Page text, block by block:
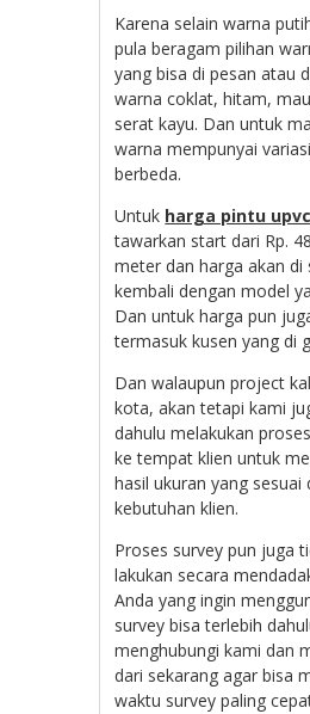
Karena selain warna
pula beragam pilihan
yang bisa di pesan atau
warna coklat, hitam,
serat kayu. Dan untuk
warna mempunyai
berbeda.
Untuk harga pintu upvc
tawarkan start dari Rp.
meter dan harga akan di
kembali dengan model
Dan untuk harga pun
termasuk kusen yang di
Dan walaupun project
kota, akan tetapi kami
dahulu melakukan
ke tempat klien untuk
hasil ukuran yang sesuai
kebutuhan klien.
Proses survey pun juga
lakukan secara
Anda yang ingin
survey bisa terlebih
menghubungi kami dan
dari sekarang agar bisa
waktu survey paling